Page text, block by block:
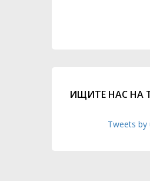
ИЩИТЕ НАС НА
Tweets by